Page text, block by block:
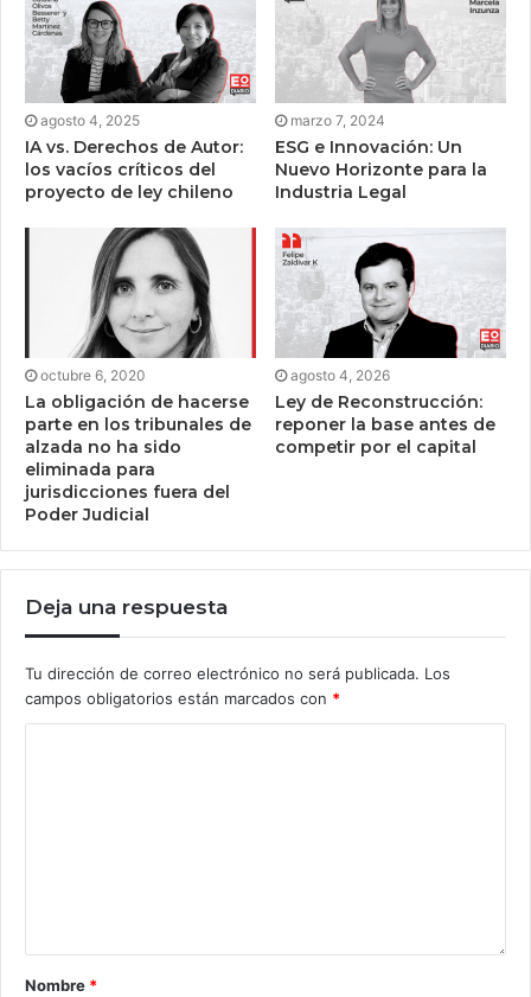
agosto 4, 2025
IA vs. Derechos de Autor:
los vacíos críticos del
proyecto de ley chileno
marzo 7, 2024
ESG e Innovación: Un
Nuevo Horizonte para la
Industria Legal
octubre 6, 2020
La obligación de hacerse
parte en los tribunales de
alzada no ha sido
eliminada para
jurisdicciones fuera del
Poder Judicial
agosto 4, 2026
Ley de Reconstrucción:
reponer la base antes de
competir por el capital
Deja una respuesta
Tu dirección de correo electrónico no será publicada. Los
campos obligatorios están marcados con *
Nombre *